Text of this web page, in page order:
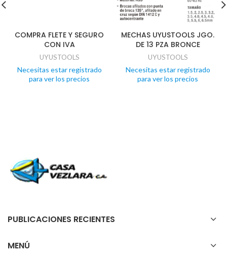
COMPRA FLETE Y SEGURO
CON IVA
UYUSTOOLS
Necesitas estar registrado
para ver los precios
MECHAS UYUSTOOLS JGO.
DE 13 PZA BRONCE
UYUSTOOLS
Necesitas estar registrado
para ver los precios
PUBLICACIONES RECIENTES
MENÚ